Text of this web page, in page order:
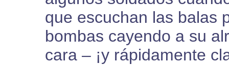
que escuchan las balas
bombas cayendo a su
cara – ¡y rápidamente